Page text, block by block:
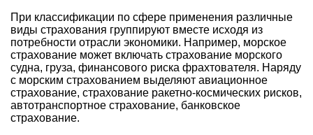
При классификации по сфере применения различные
виды страхования группируют вместе исходя из
потребности отрасли экономики. Например, морское
страхование может включать страхование морского
судна, груза, финансового риска фрахтователя. Наряду
с морским страхованием выделяют авиационное
страхование, страхование ракетно-космических рисков,
автотранспортное страхование, банковское
страхование.